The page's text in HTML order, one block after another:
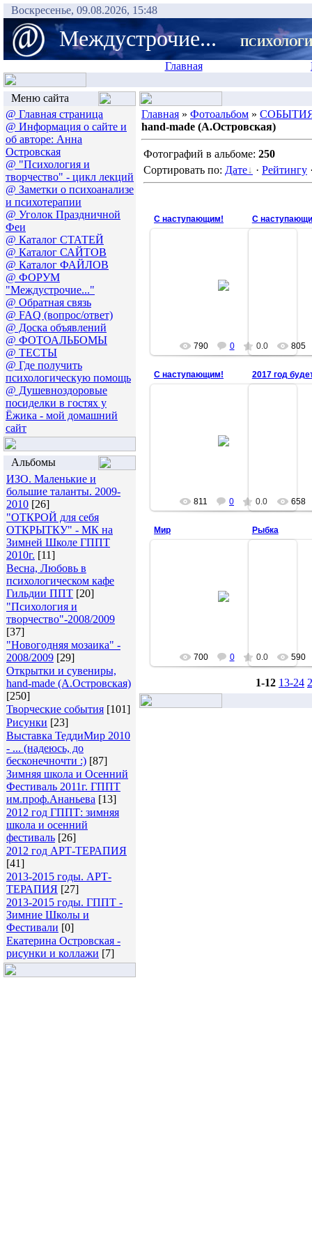
Воскресенье, 09.08.2026, 15:48
Междустрочие...
Главная
Меню сайта
@ Главная страница
@ Информация о сайте и
об авторе: Анна
Островская
@ "Психология и
творчество" - цикл лекций
@ Заметки о психоанализе
и психотерапии
@ Уголок Праздничной
Феи
@ Каталог СТАТЕЙ
@ Каталог САЙТОВ
@ Каталог ФАЙЛОВ
@ ФОРУМ
"Междустрочие..."
@ Обратная связь
@ FAQ (вопрос/ответ)
@ Доска объявлений
@ ФОТОАЛЬБОМЫ
@ ТЕСТЫ
@ Где получить
психологическую помощь
@ Душевноздоровые
посиделки в гостях у
Ёжика - мой домашний
сайт
Альбомы
ИЗО. Маленькие и
большие таланты. 2009-
2010 [26]
"ОТКРОЙ для себя
ОТКРЫТКУ" - МК на
Зимней Школе ГППТ
2010г. [11]
Весна, Любовь в
психологическом кафе
Гильдии ППТ [20]
"Психология и
творчество"-2008/2009
[37]
"Новогодняя мозаика" -
2008/2009 [29]
Открытки и сувениры,
hand-made (А.Островская)
[250]
Творческие события [101]
Рисунки [23]
Выставка ТеддиМир 2010
- ... (надеюсь, до
бесконечночти :) [87]
Зимняя школа и Осенний
Фестиваль 2011г. ГППТ
им.проф.Ананьева [13]
2012 год ГППТ: зимняя
школа и осенний
фестиваль [26]
2012 год АРТ-ТЕРАПИЯ
[41]
2013-2015 годы. АРТ-
ТЕРАПИЯ [27]
2013-2015 годы. ГППТ -
Зимние Школы и
Фестивали [0]
Екатерина Островская -
рисунки и коллажи [7]
Главная » Фотоальбом »
hand-made (А.Островская)
Фотографий в альбоме: 250
Сортировать по: Дате · Рейтингу
С наступающим!
790 0 0.0
С
805
С наступающим!
811 0 0.0
2017 год
658
Мир
700 0 0.0
Рыбка
590
1-12 13-24